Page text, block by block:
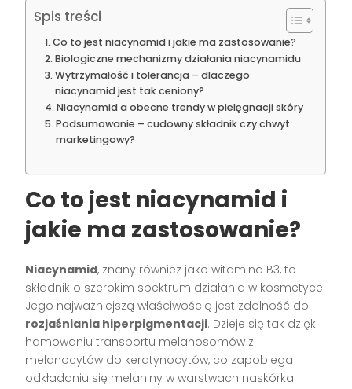
Spis treści
Co to jest niacynamid i jakie ma zastosowanie?
Biologiczne mechanizmy działania niacynamidu
Wytrzymałość i tolerancja – dlaczego
niacynamid jest tak ceniony?
Niacynamid a obecne trendy w pielęgnacji skóry
Podsumowanie – cudowny składnik czy chwyt
marketingowy?
Co to jest niacynamid i
jakie ma zastosowanie?
Niacynamid, znany również jako witamina B3, to
składnik o szerokim spektrum działania w kosmetyce.
Jego najważniejszą właściwością jest zdolność do
rozjaśniania hiperpigmentacji. Dzieje się tak dzięki
hamowaniu transportu melanosomów z
melanocytów do keratynocytów, co zapobiega
odkładaniu się melaniny w warstwach naskórka.